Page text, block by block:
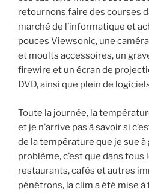
retournons faire des courses
marché de l’informatique et
pouces Viewsonic, une
et moults accessoires, un
firewire et un écran de
DVD, ainsi que plein de
Toute la journée, la
et je n’arrive pas à savoir si
de la température que je sue
problème, c’est que dans tous
restaurants, cafés et autres
pénétrons, la clim a été mise